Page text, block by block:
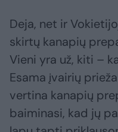
Deja, net ir
skirtų kanapių
Vieni yra už, kiti –
Esama įvairių
vertina kanapių
baiminasi, kad jų